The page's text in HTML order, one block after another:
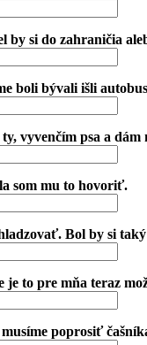
by si do zahraničia
boli bývali išli
vyvenčím psa a dám
som mu to hovoriť.
Bol by si
je to pre mňa teraz
poprosiť